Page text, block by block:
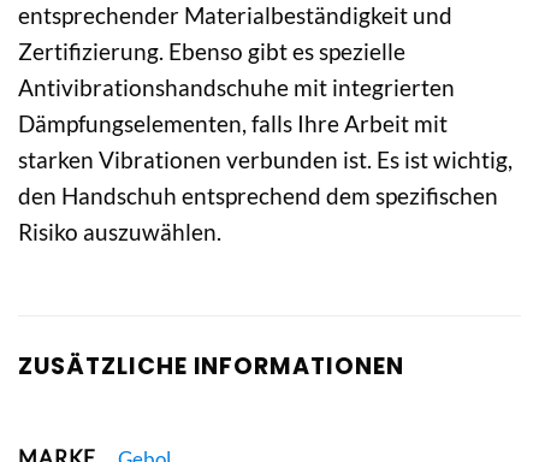
entsprechender Materialbeständigkeit und
Zertifizierung. Ebenso gibt es spezielle
Antivibrationshandschuhe mit integrierten
Dämpfungselementen, falls Ihre Arbeit mit
starken Vibrationen verbunden ist. Es ist wichtig,
den Handschuh entsprechend dem spezifischen
Risiko auszuwählen.
ZUSÄTZLICHE INFORMATIONEN